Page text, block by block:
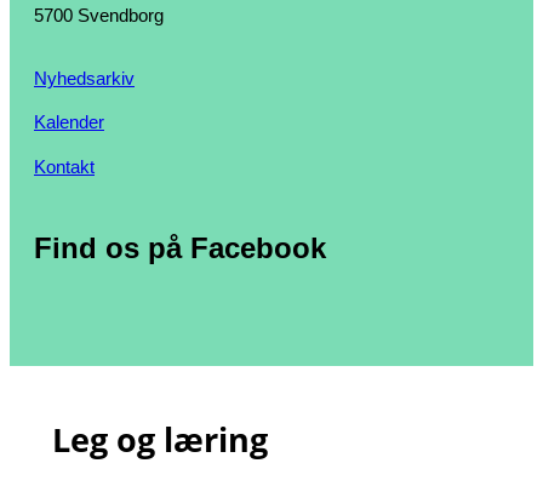
5700 Svendborg
Nyhedsarkiv
Kalender
Kontakt
Find os på Facebook
Leg og læring